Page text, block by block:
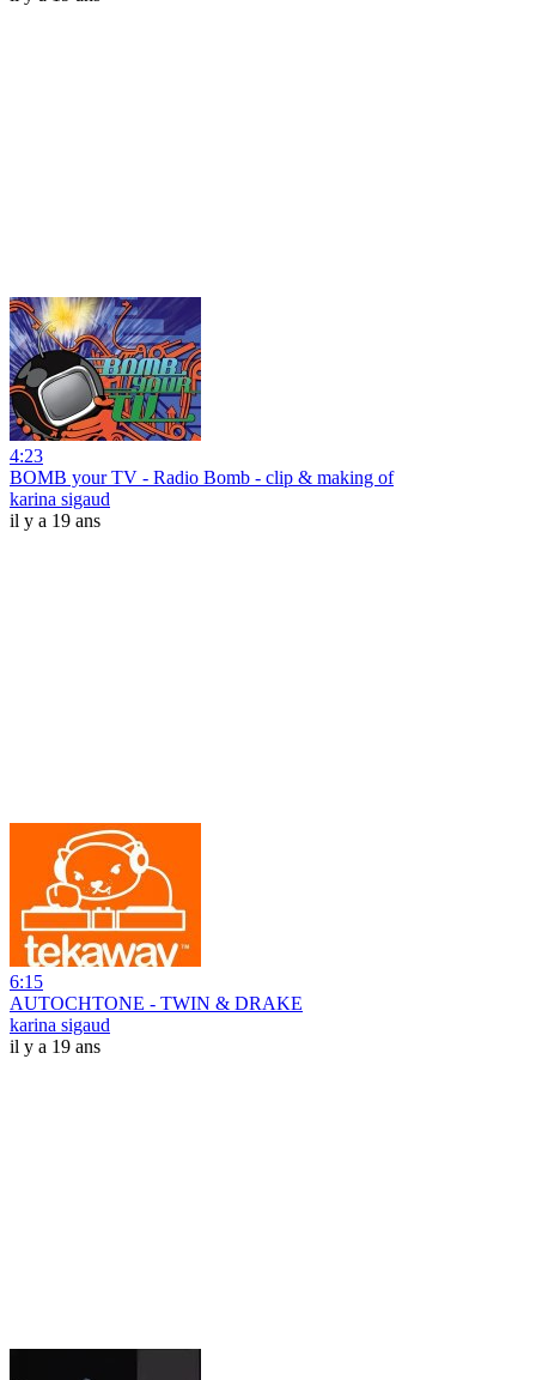
4:23
BOMB your TV - Radio Bomb - clip & making of
karina sigaud
il y a 19 ans
6:15
AUTOCHTONE - TWIN & DRAKE
karina sigaud
il y a 19 ans